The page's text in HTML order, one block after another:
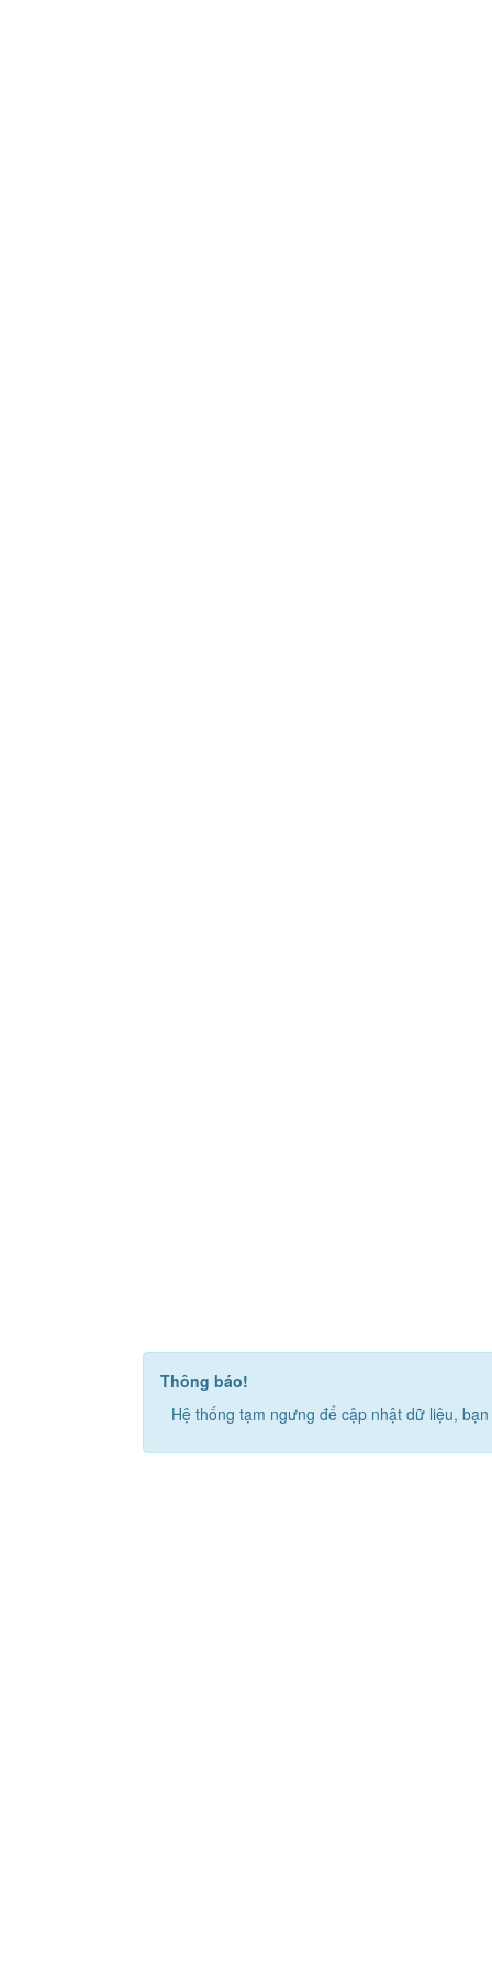
Thông báo!
Hệ thống tạm ngưng để cập nhật dữ liệu,